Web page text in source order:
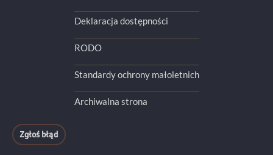
Deklaracja dostępności
RODO
Standardy ochrony małoletnich
Archiwalna strona
Zgłoś błąd